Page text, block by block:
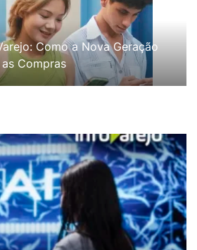
Como a Nova Geração
Compras